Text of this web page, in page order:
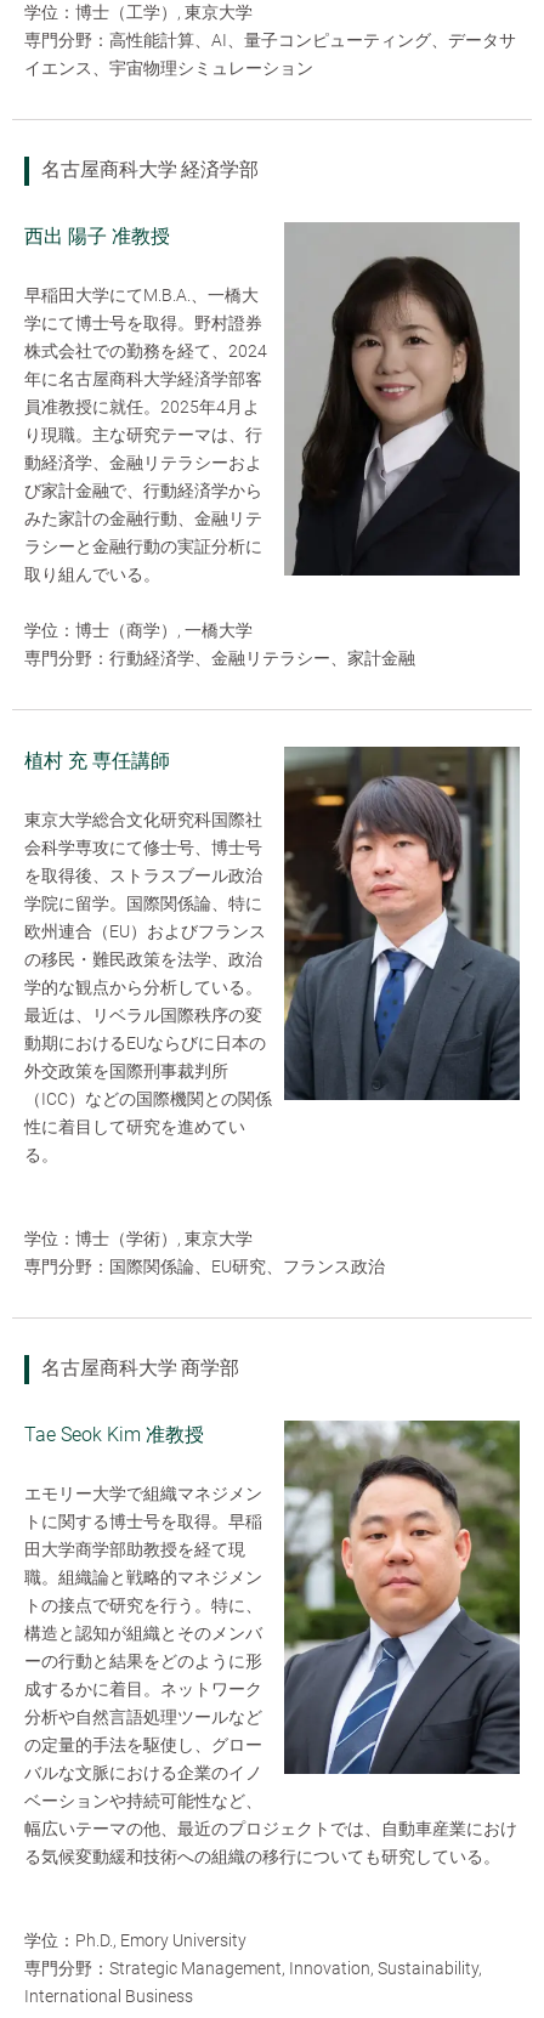
学位：博士（工学）, 東京大学
専門分野：高性能計算、AI、量子コンピューティング、データサ
イエンス、宇宙物理シミュレーション
名古屋商科大学 経済学部
西出 陽子 准教授
早稲田大学にてM.B.A.、一橋大
学にて博士号を取得。野村證券
株式会社での勤務を経て、2024
年に名古屋商科大学経済学部客
員准教授に就任。2025年4月よ
り現職。主な研究テーマは、行
動経済学、金融リテラシーおよ
び家計金融で、行動経済学から
みた家計の金融行動、金融リテ
ラシーと金融行動の実証分析に
取り組んでいる。
学位：博士（商学）, 一橋大学
専門分野：行動経済学、金融リテラシー、家計金融
植村 充 専任講師
東京大学総合文化研究科国際社
会科学専攻にて修士号、博士号
を取得後、ストラスブール政治
学院に留学。国際関係論、特に
欧州連合（EU）およびフランス
の移民・難民政策を法学、政治
学的な観点から分析している。
最近は、リベラル国際秩序の変
動期におけるEUならびに日本の
外交政策を国際刑事裁判所
（ICC）などの国際機関との関係
性に着目して研究を進めてい
る。
学位：博士（学術）, 東京大学
専門分野：国際関係論、EU研究、フランス政治
名古屋商科大学 商学部
Tae Seok Kim 准教授
エモリー大学で組織マネジメン
トに関する博士号を取得。早稲
田大学商学部助教授を経て現
職。組織論と戦略的マネジメン
トの接点で研究を行う。特に、
構造と認知が組織とそのメンバ
ーの行動と結果をどのように形
成するかに着目。ネットワーク
分析や自然言語処理ツールなど
の定量的手法を駆使し、グロー
バルな文脈における企業のイノ
ベーションや持続可能性など、
幅広いテーマの他、最近のプロジェクトでは、自動車産業におけ
る気候変動緩和技術への組織の移行についても研究している。
学位：Ph.D., Emory University
専門分野：Strategic Management, Innovation, Sustainability,
International Business